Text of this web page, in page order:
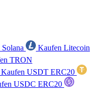
Kaufen Litecoin
TRON
Kaufen USDT ERC20
USDC ERC20